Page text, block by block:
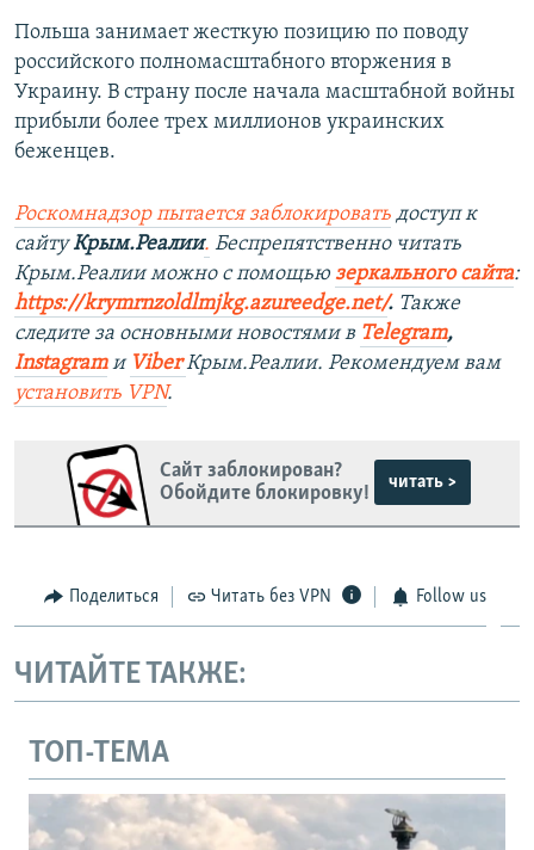
Польша занимает жесткую позицию по поводу
российского полномасштабного вторжения в
Украину. В страну после начала масштабной войны
прибыли более трех миллионов украинских
беженцев.
Роскомнадзор пытается заблокировать доступ к
сайту Крым.Реалии. Беспрепятственно читать
Крым.Реалии можно с помощью зеркального сайта:
https://krymrnzoldlmjkg.azureedge.net/. Также
следите за основными новостями в Telegram,
Instagram и ViberКрым.Реалии. Рекомендуем вам
установить VPN.
Сайт заблокирован?
Обойдите блокировку!
читать >
Поделиться Читать без VPN Follow us
ЧИТАЙТЕ ТАКЖЕ:
ТОП-ТЕМА